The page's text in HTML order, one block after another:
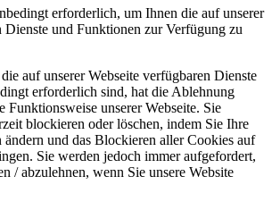
erforderlich, um Ihnen die auf unserer
Dienste und Funktionen zur Verfügung zu
auf unserer Webseite verfügbaren Dienste
erforderlich sind, hat die Ablehnung
unserer Webseite. Sie
blockieren oder löschen, indem Sie Ihre
und das Blockieren aller Cookies auf
Sie werden jedoch immer aufgefordert,
/ abzulehnen, wenn Sie unsere Website